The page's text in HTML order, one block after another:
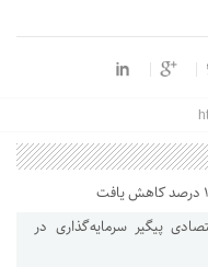
با ۱۱ هلدینگ اقتصادی پیگیر سرمایه‌گذاری در